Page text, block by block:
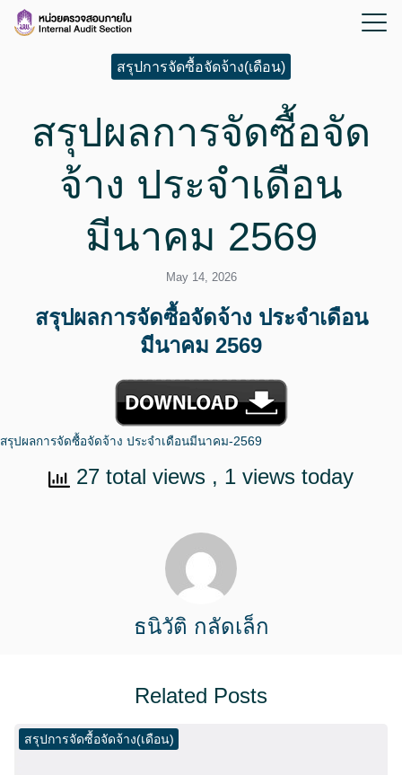
สรุปการจัดซื้อจัดจ้าง(เดือน)
สรุปผลการจัดซื้อจัด
จ้าง ประจำเดือน
มีนาคม 2569
May 14, 2026
สรุปผลการจัดซื้อจัดจ้าง ประจำเดือน
มีนาคม 2569
สรุปผลการจัดซื้อจัดจ้าง ประจำเดือนมีนาคม-2569
27 total views , 1 views today
ธนิวัติ กลัดเล็ก
Related Posts
สรุปการจัดซื้อจัดจ้าง(เดือน)